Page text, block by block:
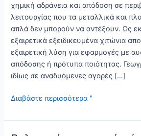
χημική αδράνεια και απόδοση σε
λειτουργίας που τα μεταλλικά και
απλά δεν μπορούν να αντέξουν. Ως
εξαιρετικά εξειδικευμένα χιτώνια
εξαιρετική λύση για εφαρμογές με
απόδοσης ή πρότυπα ποιότητας.
ιδίως σε αναδυόμενες αγορές […]
Βελτιώστε
αντοχή
με
Διαβάστε περισσότερα "